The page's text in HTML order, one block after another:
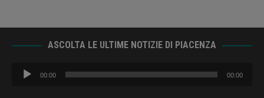
ASCOLTA LE ULTIME NOTIZIE DI PIACENZA
Audio
Player
00:00 00:00